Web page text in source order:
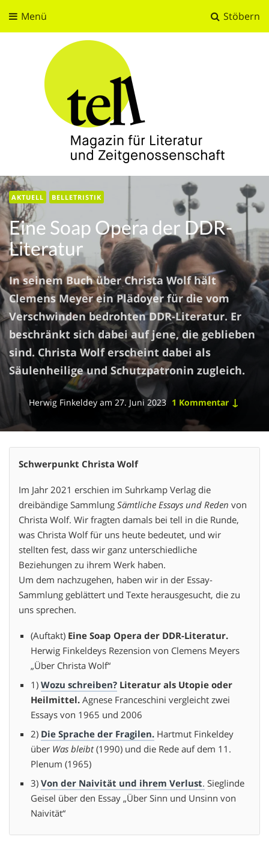
Stöbern
Menü
tell
Magazin für Literatur und Zeitgenossenschaft
AKTUELL BELLETRISTIK
Eine Soap Opera der DDR-
Literatur
In seinem Buch über Christa Wolf hält
Clemens Meyer ein Plädoyer für die vom
Verschwinden bedrohten DDR-Literatur. Er
beschränkt sich dabei auf jene, die geblieben
sind. Christa Wolf erscheint dabei als
Säulenheilige und Schutzpatronin zugleich.
Herwig Finkeldeyam 27. Juni 2023 1 Kommentar ↓
Schwerpunkt Christa Wolf
Im Jahr 2021 erschien im Suhrkamp Verlag die
dreibändige Sammlung Sämtliche Essays und Reden von
Christa Wolf. Wir fragten damals bei tell in die Runde,
was Christa Wolf für uns heute bedeutet, und wir
stellten fest, dass wir ganz unterschiedliche
Beziehungen zu ihrem Werk haben.
Um dem nachzugehen, haben wir in der Essay-
Sammlung geblättert und Texte herausgesucht, die zu
uns sprechen.
(Auftakt) Eine Soap Opera der DDR-Literatur.
Herwig Finkeldeys Rezension von Clemens Meyers
„Über Christa Wolf“
1) Wozu schreiben? Literatur als Utopie oder
Heilmittel. Agnese Franceschini vergleicht zwei
Essays von 1965 und 2006
2) Die Sprache der Fragilen. Hartmut Finkeldey
über Was bleibt(1990) und die Rede auf dem 11.
Plenum (1965)
3) Von der Naivität und ihrem Verlust. Sieglinde
Geisel über den Essay „Über Sinn und Unsinn von
Naivität“